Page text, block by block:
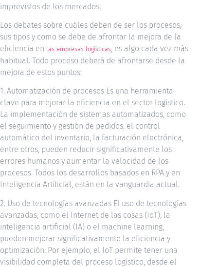
imprevistos de los mercados.
Los debates sobre cuáles deben de ser los procesos,
sus tipos y como se debe de afrontar la mejora de la
eficiencia en las empresas logísticas, es algo cada vez más
habitual. Todo proceso deberá de afrontarse desde la
mejora de estos puntos:
1. Automatización de procesos Es una herramienta
clave para mejorar la eficiencia en el sector logístico.
La implementación de sistemas automatizados, como
el seguimiento y gestión de pedidos, el control
automático del inventario, la facturación electrónica,
entre otros, pueden reducir significativamente los
errores humanos y aumentar la velocidad de los
procesos. Todos los desarrollos basados en RPA y en
Inteligencia Artificial, están en la vanguardia actual.
2. Uso de tecnologías avanzadas El uso de tecnologías
avanzadas, como el Internet de las cosas (IoT), la
inteligencia artificial (IA) o el machine learning,
pueden mejorar significativamente la eficiencia y
optimización. Por ejemplo, el IoT permite tener una
visibilidad completa del proceso logístico, desde el